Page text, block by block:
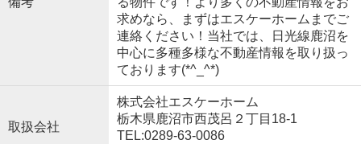
求めなら、まずはエスケーホームまでご
連絡ください！当社では、日光線鹿沼を
中心に多種多様な不動産情報を取り扱っ
ております(*^_^*)
取扱会社
株式会社エスケーホーム
栃木県鹿沼市西茂呂２丁目18-1
TEL:0289-63-0086